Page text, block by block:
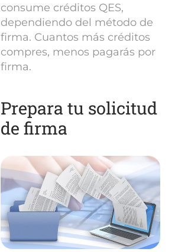
consume créditos QES,
dependiendo del método de
firma. Cuantos más créditos
compres, menos pagarás por
firma.
Prepara tu solicitud
de firma